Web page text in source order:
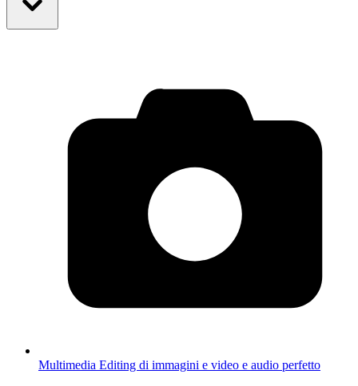
Multimedia Editing di immagini e video e audio perfetto